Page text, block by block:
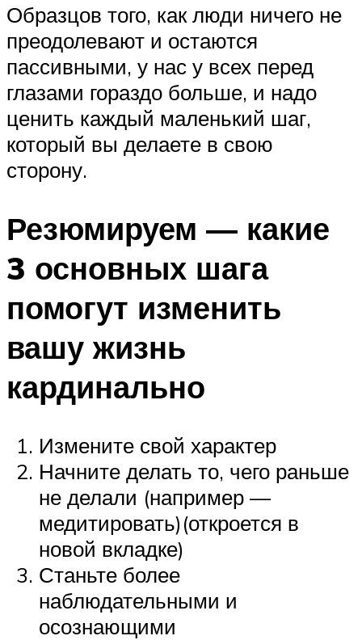
Образцов того, как люди ничего не
преодолевают и остаются
пассивными, у нас у всех перед
глазами гораздо больше, и надо
ценить каждый маленький шаг,
который вы делаете в свою
сторону.
Резюмируем — какие
3 основных шага
помогут изменить
вашу жизнь
кардинально
Измените свой характер
Начните делать то, чего раньше
не делали (например —
медитировать)(откроется в
новой вкладке)
Станьте более
наблюдательными и
осознающими